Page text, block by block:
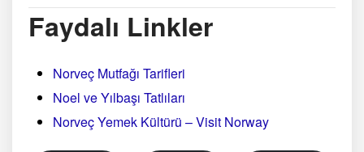
Faydalı Linkler
Norveç Mutfağı Tarifleri
Noel ve Yılbaşı Tatlıları
Norveç Yemek Kültürü – Visit Norway